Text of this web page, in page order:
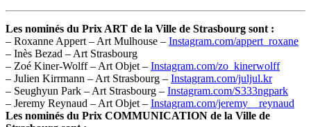
Les nominés du Prix ART de la Ville de Strasbourg sont :
– Roxanne Appert – Art Mulhouse – Instagram.com/appert_roxane
– Inès Bezad – Art Strasbourg
– Zoé Kiner-Wolff – Art Objet – Instagram.com/zo_kinerwolff
– Julien Kirrmann – Art Strasbourg – Instagram.com/juljul.kr
– Seughyun Park – Art Strasbourg – Instagram.com/S333ngpark
– Jeremy Reynaud – Art Objet – Instagram.com/jeremy__reynaud
Les nominés du Prix COMMUNICATION de la Ville de